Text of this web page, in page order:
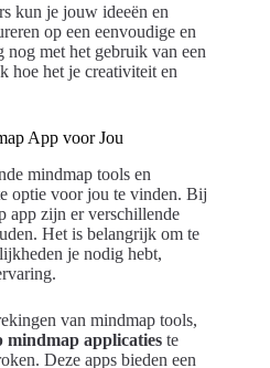
kun je jouw ideeën en
op een eenvoudige en
met het gebruik van een
hoe het je creativiteit en
App voor Jou
mindmap tools en
optie voor jou te vinden. Bij
app zijn er verschillende
Het is belangrijk om te
je nodig hebt,
van mindmap tools,
mindmap applicaties te
Deze apps bieden een